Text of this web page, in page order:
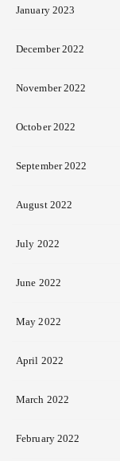
January 2023
December 2022
November 2022
October 2022
September 2022
August 2022
July 2022
June 2022
May 2022
April 2022
March 2022
February 2022